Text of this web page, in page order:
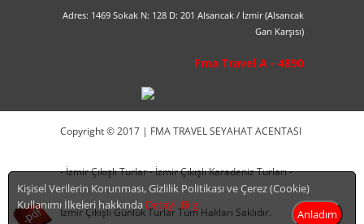
Adres: 1469 Sokak N: 128 D: 201 Alsancak / İzmir (Alsancak
Garı Karşısı)
Fma Travel A - 4890
Copyright © 2017 | FMA TRAVEL SEYAHAT ACENTASI
- İzmir Çıkışlı Turlar - İzmir Çıkışlı Karadeniz Turları -
İzmir Çıkışlı Günlük Turlar Tüm Hakları Saklıdır.
Kişisel Verilerin Korunması, Gizlilik Politikası ve Çerez (Cookie)
Kullanımı İlkeleri hakkında Detaylı Bilgi
Anladım